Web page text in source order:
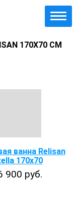
170Х70 СМ
ванна Relisan
170x70
900 руб.